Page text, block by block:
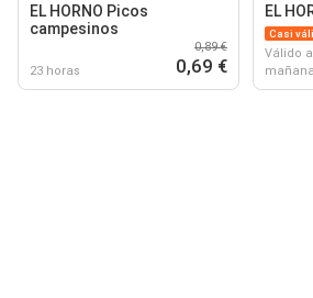
EL HORNO Picos
campesinos
23 horas
0,89 €
0,69 €
EL
Casi
Válido
mañana